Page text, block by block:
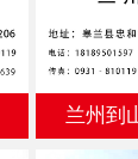
兰州到